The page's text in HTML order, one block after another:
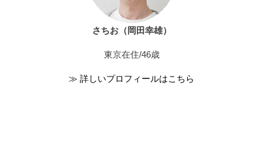
さちお（岡田幸雄）
東京在住/46歳
≫ 詳しいプロフィールはこちら